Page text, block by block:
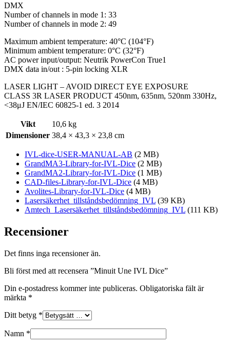
DMX
Number of channels in mode 1: 33
Number of channels in mode 2: 49
Maximum ambient temperature: 40°C (104°F)
Minimum ambient temperature: 0°C (32°F)
AC power input/output: Neutrik PowerCon True1
DMX data in/out : 5-pin locking XLR
LASER LIGHT – AVOID DIRECT EYE EXPOSURE
CLASS 3R LASER PRODUCT 450nm, 635nm, 520nm 330Hz,
<38μJ EN/IEC 60825-1 ed. 3 2014
Vikt
10,6 kg
Dimensioner 38,4 × 43,3 × 23,8 cm
IVL-dice-USER-MANUAL-AB (2 MB)
GrandMA3-Library-for-IVL-Dice (2 MB)
GrandMA2-Library-for-IVL-Dice (1 MB)
CAD-files-Library-for-IVL-Dice (4 MB)
Avolites-Library-for-IVL-Dice (4 MB)
Lasersäkerhet_tillståndsbedömning_IVL (39 KB)
Amtech_Lasersäkerhet_tillståndsbedömning_IVL (111 KB)
Recensioner
Det finns inga recensioner än.
Bli först med att recensera ”Minuit Une IVL Dice”
Din e-postadress kommer inte publiceras. Obligatoriska fält är
märkta *
Ditt betyg *
Namn *